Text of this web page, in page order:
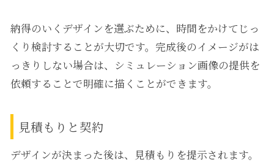
納得のいくデザインを選ぶために、時間をかけてじっ
くり検討することが大切です。完成後のイメージがは
っきりしない場合は、シミュレーション画像の提供を
依頼することで明確に描くことができます。
見積もりと契約
デザインが決まった後は、見積もりを提示されます。